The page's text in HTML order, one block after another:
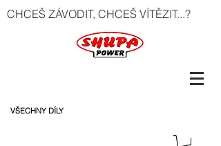
CHCEŠ ZÁVODIT, CHCEŠ VÍTĚZIT...?
VŠECHNY DÍLY